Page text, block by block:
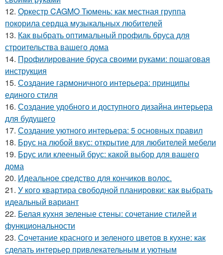
12. Оркестр CAGMO Тюмень: как местная группа
покорила сердца музыкальных любителей
13. Как выбрать оптимальный профиль бруса для
строительства вашего дома
14. Профилирование бруса своими руками: пошаговая
инструкция
15. Создание гармоничного интерьера: принципы
единого стиля
16. Создание удобного и доступного дизайна интерьера
для будущего
17. Создание уютного интерьера: 5 основных правил
18. Брус на любой вкус: открытие для любителей мебели
19. Брус или клееный брус: какой выбор для вашего
дома
20. Идеальное средство для кончиков волос.
21. У кого квартира свободной планировки: как выбрать
идеальный вариант
22. Белая кухня зеленые стены: сочетание стилей и
функциональности
23. Сочетание красного и зеленого цветов в кухне: как
сделать интерьер привлекательным и уютным